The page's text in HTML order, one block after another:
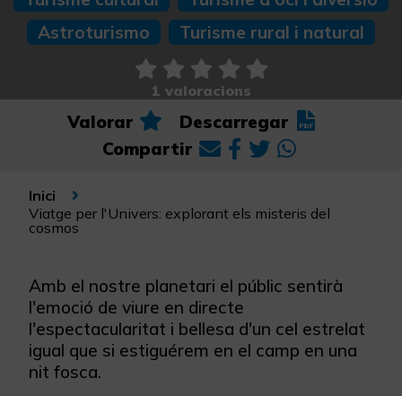
Astroturismo
Turisme rural i natural
1 valoracions
Valorar
Descarregar
Compartir
Inici
Viatge per l'Univers: explorant els misteris del
cosmos
Amb el nostre planetari el públic sentirà
l'emoció de viure en directe
l'espectacularitat i bellesa d'un cel estrelat
igual que si estiguérem en el camp en una
nit fosca.